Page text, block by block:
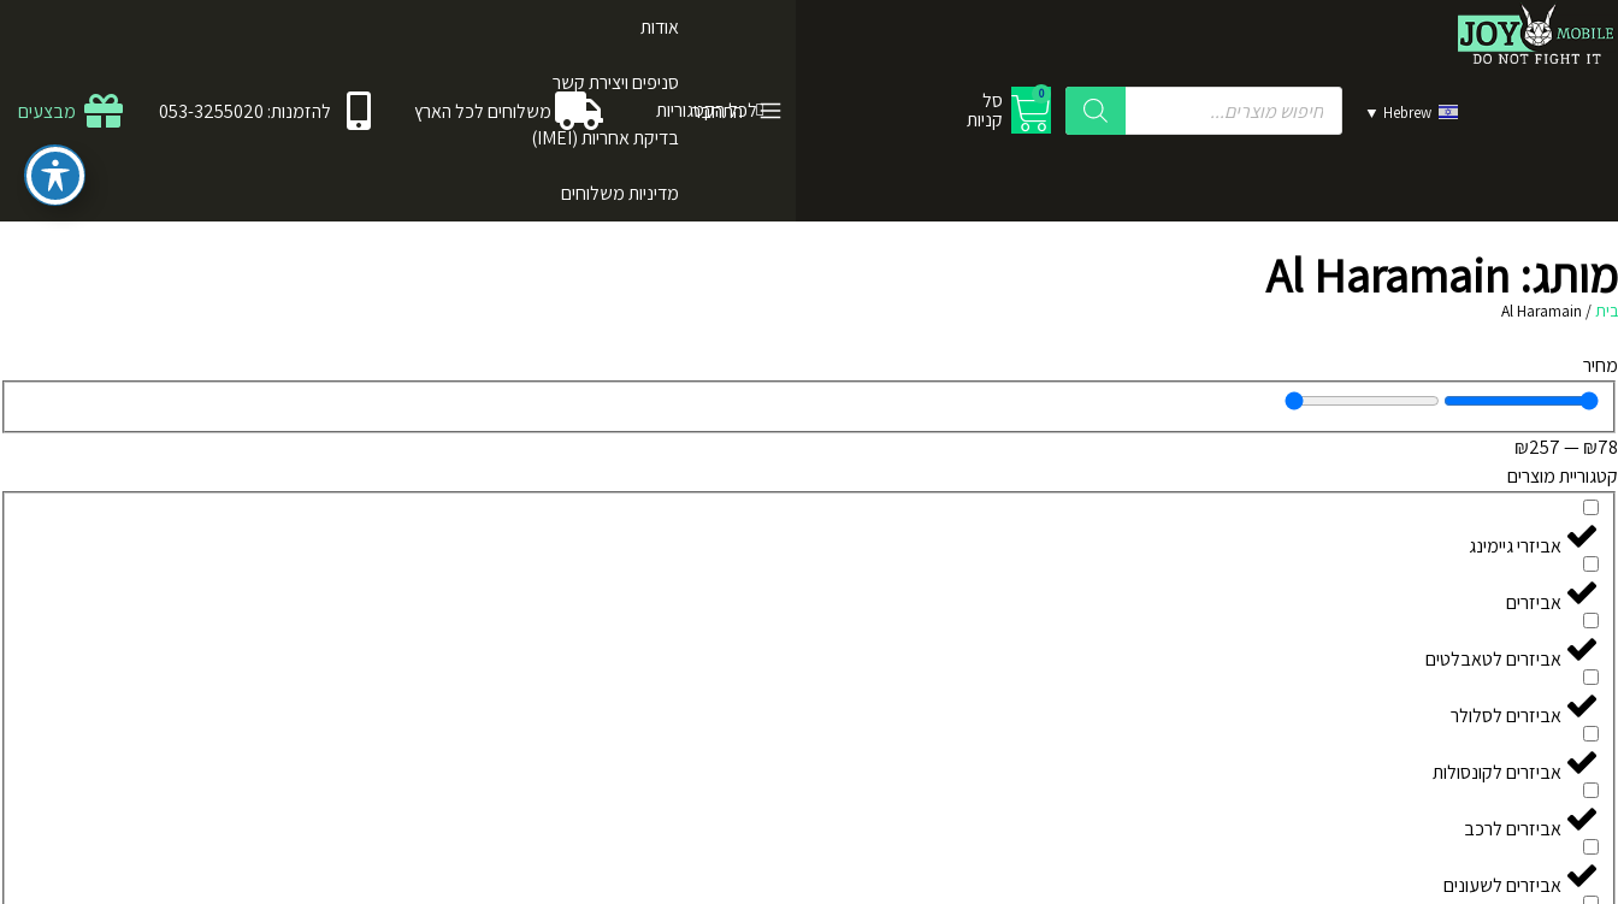
Hebrew
▼
0 סל
קניות לכל הקטגוריות
התחבר
אודות
סניפים ויצירת קשר
בדיקת אחריות (IMEI)
מדיניות משלוחים
משלוחים לכל הארץ להזמנות: 053-3255020 מבצעים
מותג: Al Haramain
בית/
Al Haramain
מחיר
₪78
—
₪257
קטגוריית מוצרים
אביזרי גיימינג
אביזרים
אביזרים לטאבלטים
אביזרים לסלולר
אביזרים לקונסולות
אביזרים לרכב
אביזרים לשעונים